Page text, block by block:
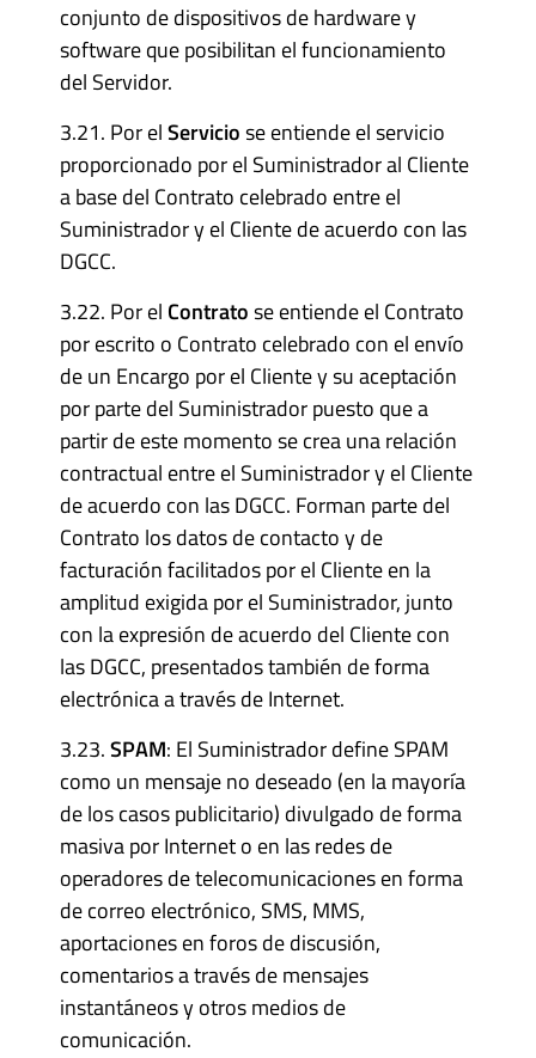
conjunto de dispositivos de hardware y
software que posibilitan el funcionamiento
del Servidor.
3.21. Por elServiciose entiende el servicio
proporcionado por el Suministrador al Cliente
a base del Contrato celebrado entre el
Suministrador y el Cliente de acuerdo con las
DGCC.
3.22. Por el Contratose entiende el Contrato
por escrito o Contrato celebrado con el envío
de un Encargo por el Cliente y su aceptación
por parte del Suministrador puesto que a
partir de este momento se crea una relación
contractual entre el Suministrador y el Cliente
de acuerdo con las DGCC. Forman parte del
Contrato los datos de contacto y de
facturación facilitados por el Cliente en la
amplitud exigida por el Suministrador, junto
con la expresión de acuerdo del Cliente con
las DGCC, presentados también de forma
electrónica a través de Internet.
3.23.SPAM: El Suministrador define SPAM
como un mensaje no deseado (en la mayoría
de los casos publicitario) divulgado de forma
masiva por Internet o en las redes de
operadores de telecomunicaciones en forma
de correo electrónico, SMS, MMS,
aportaciones en foros de discusión,
comentarios a través de mensajes
instantáneos y otros medios de
comunicación.